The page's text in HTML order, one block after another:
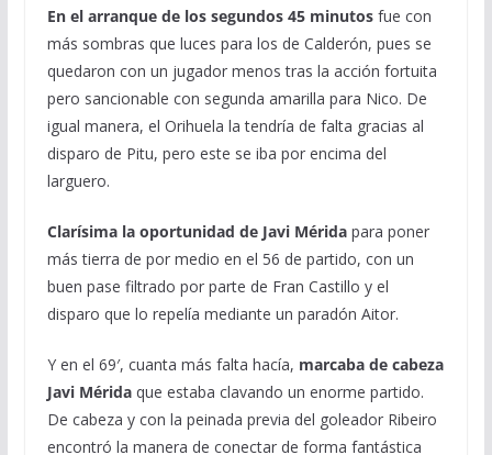
En el arranque de los segundos 45 minutosfue con
más sombras que luces para los de Calderón, pues se
quedaron con un jugador menos tras la acción fortuita
pero sancionable con segunda amarilla para Nico. De
igual manera, el Orihuela la tendría de falta gracias al
disparo de Pitu, pero este se iba por encima del
larguero.
Clarísima la oportunidad de Javi Méridapara poner
más tierra de por medio en el 56 de partido, con un
buen pase filtrado por parte de Fran Castillo y el
disparo que lo repelía mediante un paradón Aitor.
Y en el 69′, cuanta más falta hacía, marcaba de cabeza
Javi Méridaque estaba clavando un enorme partido.
De cabeza y con la peinada previa del goleador Ribeiro
encontró la manera de conectar de forma fantástica